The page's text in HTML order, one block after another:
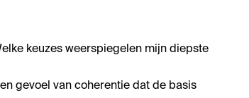
keuzes weerspiegelen mijn diepste
gevoel van coherentie dat de basis